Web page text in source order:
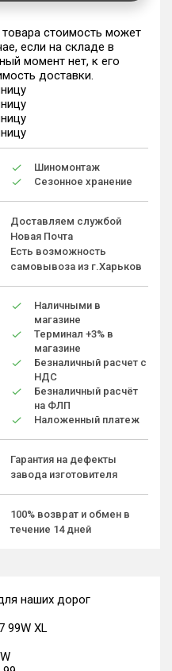
стоимость может
если на складе в
момент нет, к его
доставки.
Шиномонтаж
Сезонное хранение
Доставляем службой
Новая Почта
Есть возможность
самовывоза из г.Харьков
Наличными в
магазине
Терминал +3% в
магазине
Безналичный расчет с
НДС
Безналичный расчёт
на ФЛП
Наложенный платеж
Гарантия на дефекты
завода изготовителя
100% возврат и обмен в
течение 14 дней
наших дорог
99W XL